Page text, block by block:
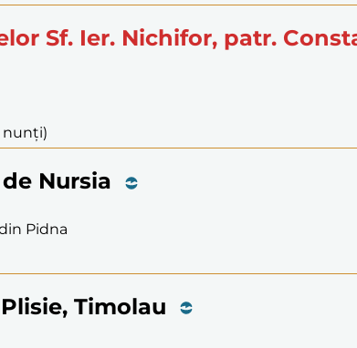
Sf. Ier. Nichifor, patr.
nunți)
Nursia
Pidna
Timolau